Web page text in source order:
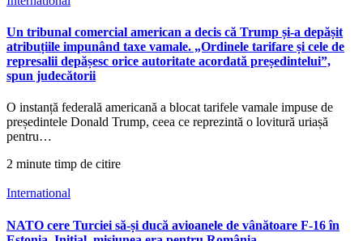
Un tribunal comercial american a decis că Trump și-a depășit
atribuțiile impunând taxe vamale. „Ordinele tarifare și cele de
represalii depășesc orice autoritate acordată președintelui”,
spun judecătorii
O instanță federală americană a blocat tarifele vamale impuse de
președintele Donald Trump, ceea ce reprezintă o lovitură uriașă
pentru…
2 minute timp de citire
International
NATO cere Turciei să-și ducă avioanele de vânătoare F-16 în